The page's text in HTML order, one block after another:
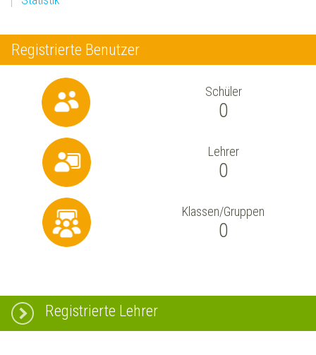
Registrierte Benutzer
Schüler
0
Lehrer
0
Klassen/Gruppen
0
Registrierte Lehrer